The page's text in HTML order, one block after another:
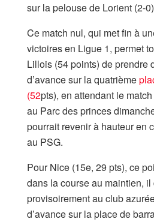
sur la pelouse de Lorient (2-
Ce match nul, qui met fin à
victoires en Ligue 1, permet
Lillois (54 points) de prendre
d’avance sur la quatrième
(52pts), en attendant le
au Parc des princes
pourrait revenir à hauteur en
au PSG.
Pour Nice (15e, 29 pts), ce
dans la course au maintien, il
provisoirement au club
d’avance sur la place de